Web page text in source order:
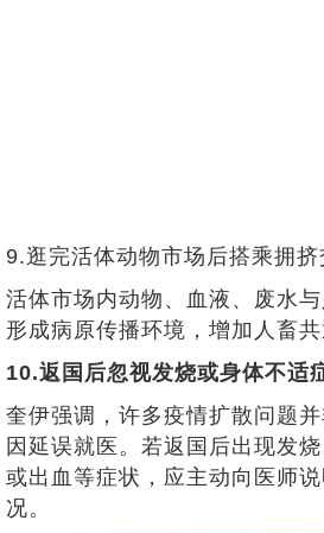
9.逛完活体动物市场后搭乘拥挤
活体市场内动物、血液、废水
形成病原传播环境，增加人畜共
10.返国后忽视发烧或身体不适
奎伊强调，许多疫情扩散问题
因延误就医。若返国后出现发
或出血等症状，应主动向医师
况。